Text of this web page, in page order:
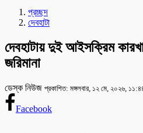
প্রচ্ছদ
দেবহাটা
দেবহাটায় দুই আইসক্রিম
জরিমানা
ডেস্ক নিউজ প্রকাশিত: মঙ্গলবার, ১২ মে, ২০২৬,
Facebook